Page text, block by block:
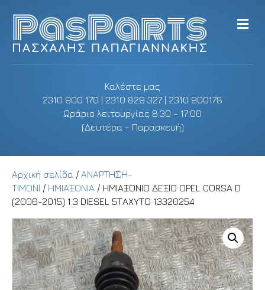
Καλέστε μας
2310 900 170 | 2310 829 327 | 2310 900178
Ωράριο λειτουργίας 8:30 - 17:00
(Δευτέρα - Παρασκευή)
M
e
Αρχική σελίδα / ΑΝΑΡΤΗΣΗ-
ΤΙΜΟΝΙ / ΗΜΙΑΞΟΝΙΑ / ΗΜΙΑΞΟΝΙΟ ΔΕΞΙΟ OPEL CORSA D
(2006-2015) 1.3 DIESEL 5ΤΑΧΥΤΟ 13320254